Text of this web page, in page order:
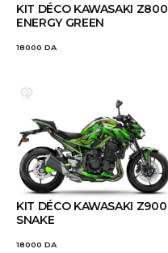
KIT DÉCO KAWASAKI Z800
ENERGY GREEN
18000 DA
KIT DÉCO KAWASAKI Z900
SNAKE
18000 DA